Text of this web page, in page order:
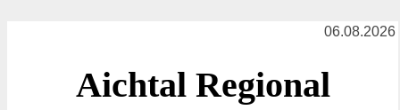
06.08.2026
Aichtal Regional